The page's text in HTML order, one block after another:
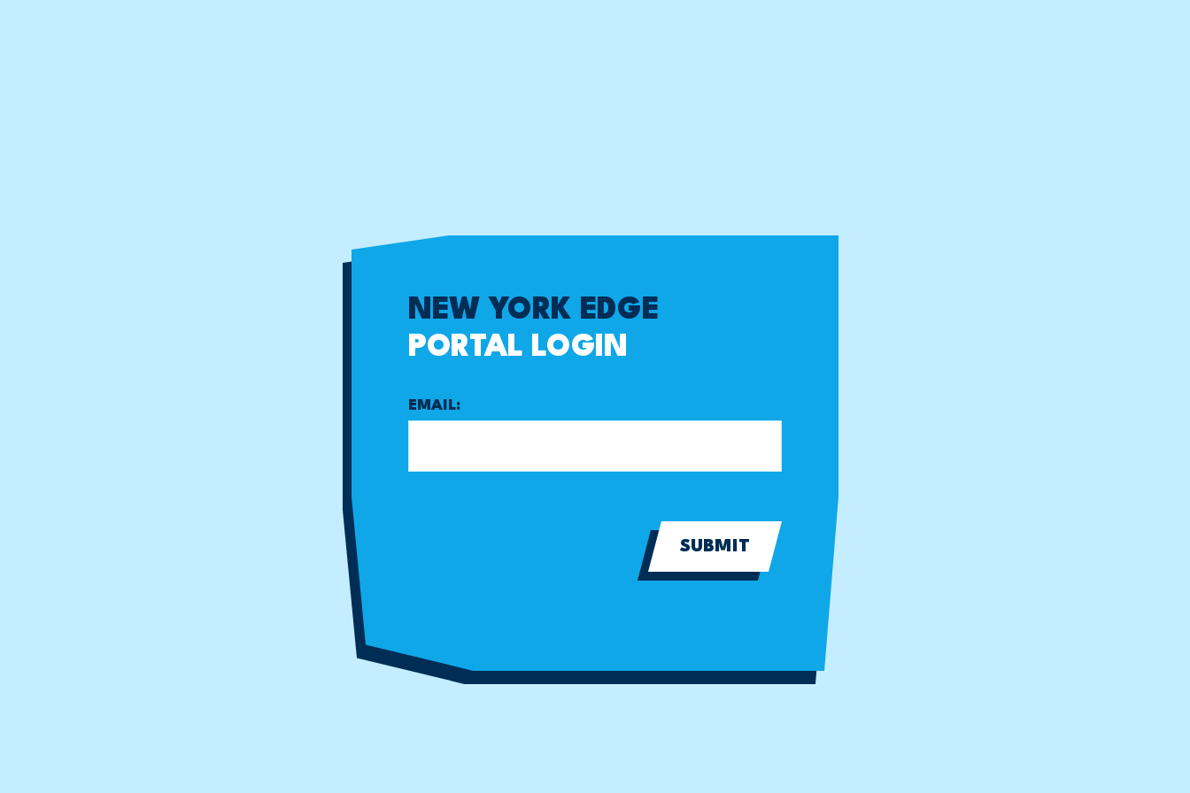
NEW YORK EDGE
PORTAL LOGIN
EMAIL:
SUBMIT